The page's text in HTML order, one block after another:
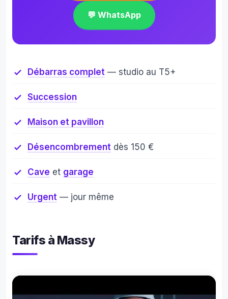
💬 WhatsApp
Débarras complet — studio au T5+
Succession
Maison et pavillon
Désencombrement dès 150 €
Cave et garage
Urgent — jour même
Tarifs à Massy